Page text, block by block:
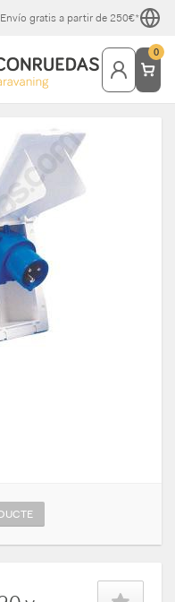
Envío gratis a partir de 250€*
0